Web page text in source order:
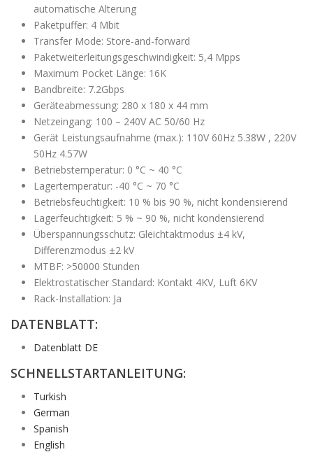
automatische Alterung
Paketpuffer: 4 Mbit
Transfer Mode: Store-and-forward
Paketweiterleitungsgeschwindigkeit: 5,4 Mpps
Maximum Pocket Länge: 16K
Bandbreite: 7.2Gbps
Geräteabmessung: 280 x 180 x 44 mm
Netzeingang: 100 – 240V AC 50/60 Hz
Gerät Leistungsaufnahme (max.): 110V 60Hz 5.38W , 220V
50Hz 4.57W
Betriebstemperatur: 0 °C ~ 40 °C
Lagertemperatur: -40 °C ~ 70 °C
Betriebsfeuchtigkeit: 10 % bis 90 %, nicht kondensierend
Lagerfeuchtigkeit: 5 % ~ 90 %, nicht kondensierend
Überspannungsschutz: Gleichtaktmodus ±4 kV,
Differenzmodus ±2 kV
MTBF: >50000 Stunden
Elektrostatischer Standard: Kontakt 4KV, Luft 6KV
Rack-Installation: Ja
DATENBLATT:
Datenblatt DE
SCHNELLSTARTANLEITUNG:
Turkish
German
Spanish
English